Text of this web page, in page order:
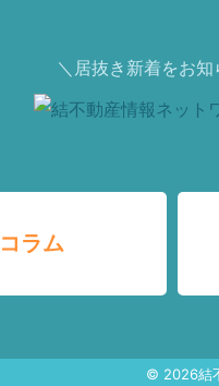
＼居抜き新着をお知
ラム
© 2026結